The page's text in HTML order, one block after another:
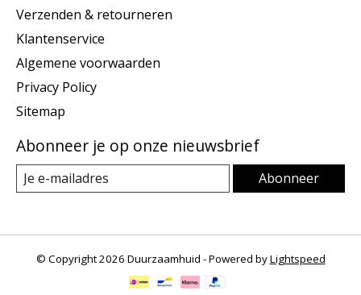
Verzenden & retourneren
Klantenservice
Algemene voorwaarden
Privacy Policy
Sitemap
Abonneer je op onze nieuwsbrief
Abonneer
© Copyright 2026 Duurzaamhuid - Powered byLightspeed